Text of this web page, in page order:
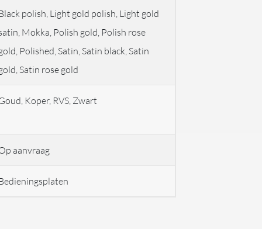
polish, Light gold polish, Light gold
Mokka, Polish gold, Polish rose
Polished, Satin, Satin black, Satin
Satin rose gold
Koper, RVS, Zwart
aanvraag